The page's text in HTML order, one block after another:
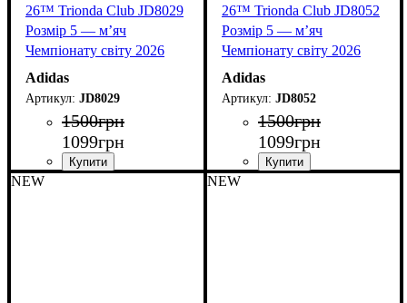
26™ Trionda Club JD8029
Розмір 5 — м’яч
Чемпіонату світу 2026
Adidas
JD8029
1500грн
1099грн
26™ Trionda Club JD8052
Розмір 5 — м’яч
Чемпіонату світу 2026
Adidas
JD8052
1500грн
1099грн
NEW NEW